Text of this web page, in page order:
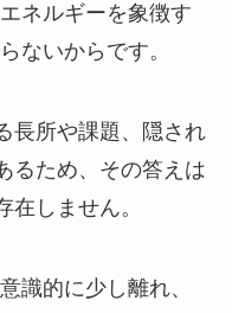
ネルギーを象徴す
ないからです。
長所や課題、隠され
るため、その答えは
しません。
識的に少し離れ、